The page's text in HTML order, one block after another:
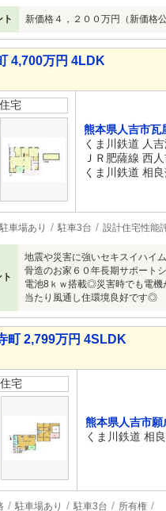
ト 新価格４，２００万円（新価格
4,700万円 4LDK
宅
熊本県人吉市瓦
くま川鉄道 人
ＪＲ肥薩線 西
くま川鉄道 相
駐車場あり 駐車3台 設計住宅性能
地震や災害に強いセキスイハイ
骨造のお家６０年長期サポー
電池8ｋｗ搭載◎災害時でも電
当たり風通し住環境良好です◎
町 2,799万円 4SLDK
宅
熊本県人吉市願
くま川鉄道 相
駐車場あり 駐車3台 所有権